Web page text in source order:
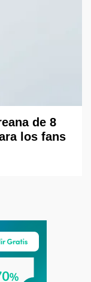
de 8
los fans